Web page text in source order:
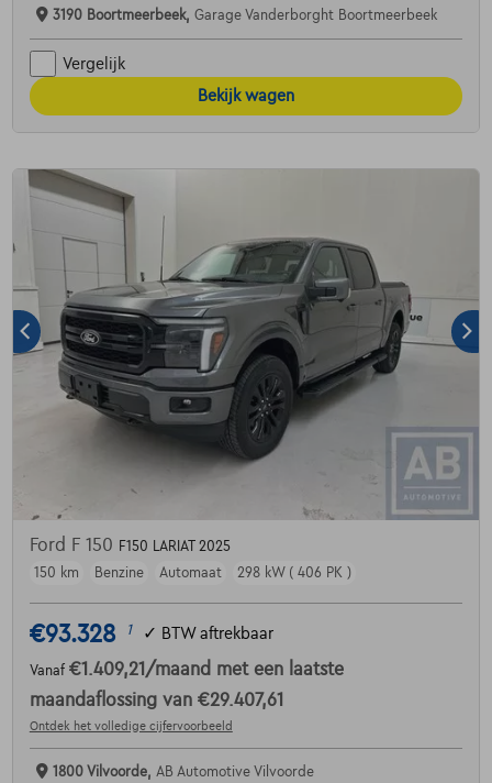
3190 Boortmeerbeek, Garage Vanderborght Boortmeerbeek
Vergelijk
Bekijk wagen
Ford F 150 F150 LARIAT 2025
150 km
Benzine Automaat 298 kW ( 406 PK )
€93.328 1 ✓ BTW aftrekbaar
Vanaf €1.409,21 /maand met een laatste
maandaflossing van €29.407,61
Ontdek het volledige cijfervoorbeeld
1800 Vilvoorde, AB Automotive Vilvoorde